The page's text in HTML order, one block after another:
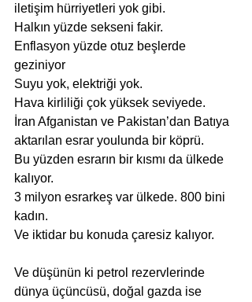
iletişim hürriyetleri yok gibi.
Halkın yüzde sekseni fakir.
Enflasyon yüzde otuz beşlerde
geziniyor
Suyu yok, elektriği yok.
Hava kirliliği çok yüksek seviyede.
İran Afganistan ve Pakistan’dan Batıya
aktarılan esrar youlunda bir köprü.
Bu yüzden esrarın bir kısmı da ülkede
kalıyor.
3 milyon esrarkeş var ülkede. 800 bini
kadın.
Ve iktidar bu konuda çaresiz kalıyor.
Ve düşünün ki petrol rezervlerinde
dünya üçüncüsü, doğal gazda ise